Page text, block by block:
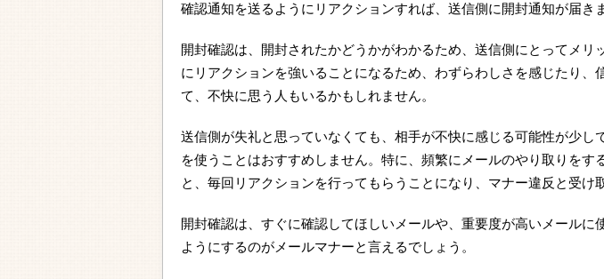
確認通知を送るようにリアクションすれば、送信側に開封通知が届き
開封確認は、開封されたかどうかがわかるため、送信側にとってメリ
にリアクションを強いることになるため、わずらわしさを感じたり、
て、不快に思う人もいるかもしれません。
送信側が失礼と思っていなくても、相手が不快に感じる可能性が少し
を使うことはおすすめしません。特に、頻繁にメールのやり取りをす
と、毎回リアクションを行ってもらうことになり、マナー違反と受け
開封確認は、すぐに確認してほしいメールや、重要度が高いメールに
ようにするのがメールマナーと言えるでしょう。